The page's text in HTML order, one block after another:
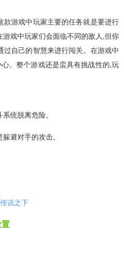
游戏中玩家主要的任务就是要进行
戏中玩家们会面临不同的敌人,但你
自己的智慧来进行闯关。在游戏中
。整个游戏还是蛮具有挑战性的,玩
统脱离危险。
避对手的攻击。